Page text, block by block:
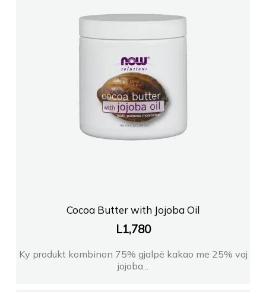
Cocoa Butter with Jojoba Oil
L1,780
Ky produkt kombinon 75% gjalpë kakao me 25% vaj
jojoba...